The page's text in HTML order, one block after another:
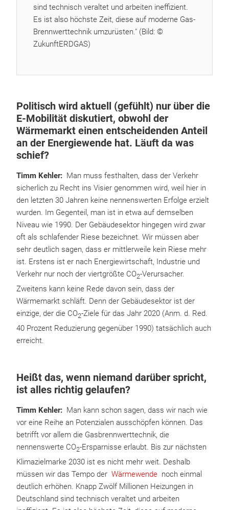
sind technisch veraltet und arbeiten ineffizient.
Es ist also höchste Zeit, diese auf moderne Gas-
Brennwerttechnik umzurüsten." (Bild: ©
ZukunftERDGAS)
Politisch wird aktuell (gefühlt) nur über die
E-Mobilität diskutiert, obwohl der
Wärmemarkt einen entscheidenden Anteil
an der Energiewende hat. Läuft da was
schief?
Timm Kehler: Man muss festhalten, dass der Verkehr
sicherlich zu Recht ins Visier genommen wird, weil hier in
den letzten 30 Jahren keine nennenswerten Erfolge erzielt
wurden. Im Gegenteil, man ist in etwa auf demselben
Niveau wie 1990. Der Gebäudesektor hingegen wird zwar
oft als schlafender Riese bezeichnet. Wir müssen aber
sehr deutlich sagen, dass er mittlerweile kein Riese mehr
ist. Erstens ist er nach Energiewirtschaft, Industrie und
Verkehr nur noch der viertgrößte CO2-Verursacher.
Zweitens kann keine Rede davon sein, dass der
Wärmemarkt schläft. Denn der Gebäudesektor ist der
einzige, der die CO2-Ziele für das Jahr 2020 (Anm. d. Red.
40 Prozent Reduzierung gegenüber 1990) tatsächlich auch
erreicht.
Heißt das, wenn niemand darüber spricht,
ist alles richtig gelaufen?
Timm Kehler: Man kann schon sagen, dass wir nach wie
vor eine Reihe an Potenzialen ausschöpfen können. Das
betrifft vor allem die Gasbrennwerttechnik, die
nennenswerte CO2-Ersparnisse erlaubt. Bis zur nächsten
Klimazielmarke 2030 ist es nicht mehr weit. Deshalb
müssen wir das Tempo der Wärmewende noch einmal
deutlich erhöhen. Knapp Zwölf Millionen Heizungen in
Deutschland sind technisch veraltet und arbeiten